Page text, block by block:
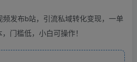
频发布b站，引流私域转化变现，一单
门槛低，小白可操作！